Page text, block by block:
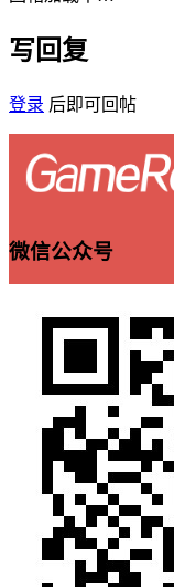
写回复
登录 后即可回帖
微信公众号